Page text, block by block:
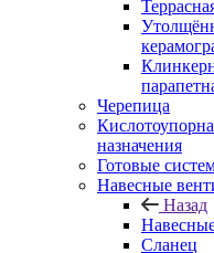
Черепица
назначения
Готовые
Навесные
Назад
Сланец